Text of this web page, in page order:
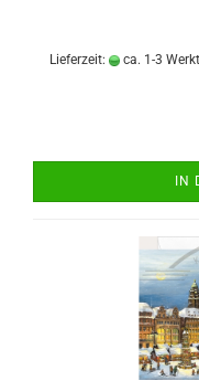
Lieferzeit: ca. 1-3
IN